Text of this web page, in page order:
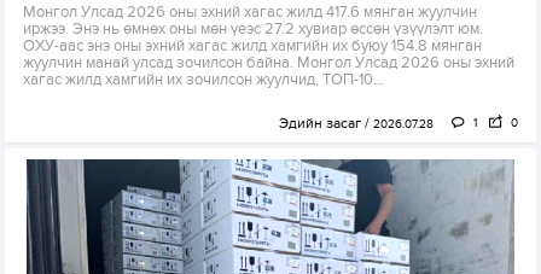
Монгол Улсад 2026 оны эхний хагас жилд 417.6 мянган жуулчин
иржээ. Энэ нь өмнөх оны мөн үеэс 27.2 хувиар өссөн үзүүлэлт юм.
ОХУ-аас энэ оны эхний хагас жилд хамгийн их буюу 154.8 мянган
жуулчин манай улсад зочилсон байна. Монгол Улсад 2026 оны эхний
хагас жилд хамгийн их зочилсон жуулчид, ТОП-10...
Эдийн засаг 2026.07.28 1 0